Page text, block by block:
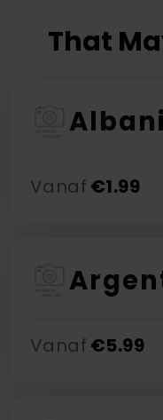
That
Vanaf €1.99
Vanaf €5.99